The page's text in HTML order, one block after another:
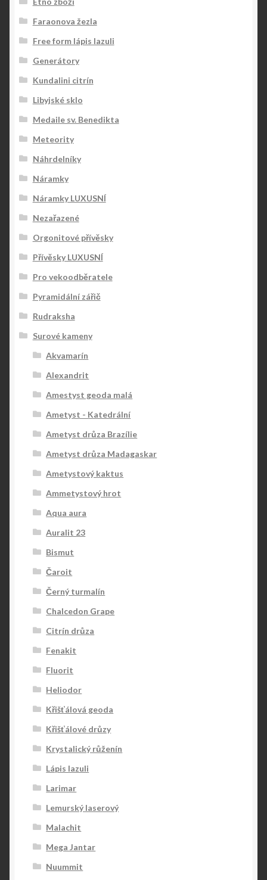
Faraonova žezla
Free form lápis lazuli
Generátory
Kundalini citrín
Libyjské sklo
Medaile sv. Benedikta
Meteority
Náhrdelníky
Náramky
Náramky LUXUSNÍ
Nezařazené
Orgonitové přívěsky
Přívěsky LUXUSNÍ
Pro vekoodběratele
Pyramidální zářič
Rudraksha
Surové kameny
Akvamarín
Alexandrit
Amestyst geoda malá
Ametyst - Katedrální
Ametyst drůza Brazílie
Ametyst drůza Madagaskar
Ametystový kaktus
Ammetystový hrot
Aqua aura
Auralit 23
Bismut
Čaroit
Černý turmalín
Chalcedon Grape
Citrín drůza
Fenakit
Fluorit
Heliodor
Křišťálová geoda
Křišťálové drůzy
Krystalický růženín
Lápis lazuli
Larimar
Lemurský laserový
Malachit
Mega Jantar
Nuummit